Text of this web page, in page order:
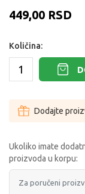
449,00 RSD
Količina:
Dodajte
Ukoliko imate
proizvoda u korpu: